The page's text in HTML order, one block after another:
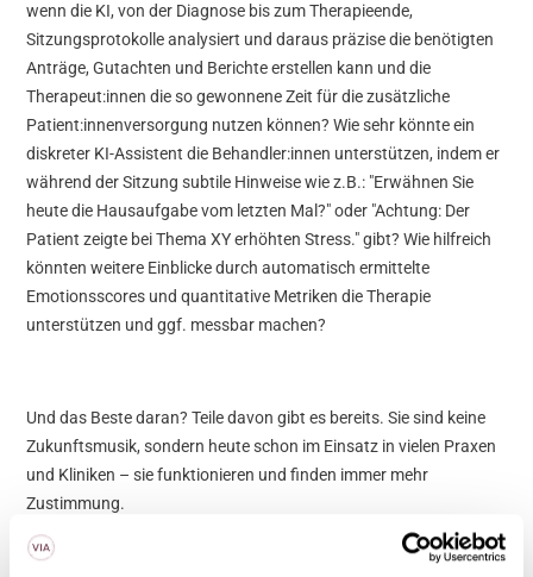
wenn die KI, von der Diagnose bis zum Therapieende,
Sitzungsprotokolle analysiert und daraus präzise die benötigten
Anträge, Gutachten und Berichte erstellen kann und die
Therapeut:innen die so gewonnene Zeit für die zusätzliche
Patient:innenversorgung nutzen können? Wie sehr könnte ein
diskreter KI-Assistent die Behandler:innen unterstützen, indem er
während der Sitzung subtile Hinweise wie z.B.: "Erwähnen Sie
heute die Hausaufgabe vom letzten Mal?" oder "Achtung: Der
Patient zeigte bei Thema XY erhöhten Stress." gibt? Wie hilfreich
könnten weitere Einblicke durch automatisch ermittelte
Emotionsscores und quantitative Metriken die Therapie
unterstützen und ggf. messbar machen?
Und das Beste daran? Teile davon gibt es bereits. Sie sind keine
Zukunftsmusik, sondern heute schon im Einsatz in vielen Praxen
und Kliniken – sie funktionieren und finden immer mehr
Zustimmung.